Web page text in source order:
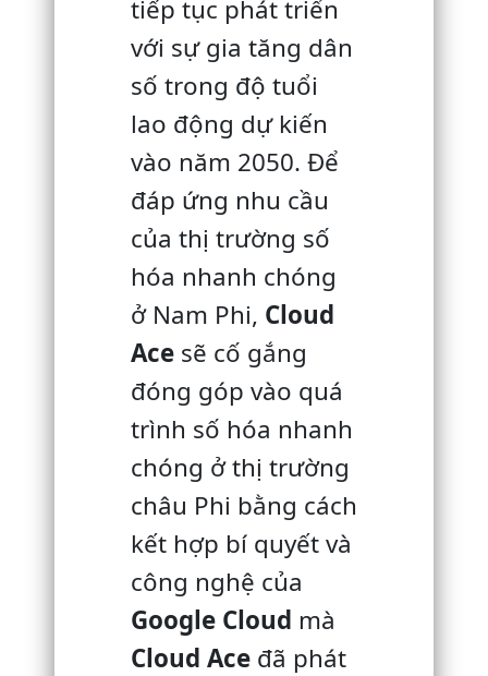
tiếp tục phát triển
với sự gia tăng dân
số trong độ tuổi
lao động dự kiến ​​
vào năm 2050. Để
đáp ứng nhu cầu
của thị trường số
hóa nhanh chóng
ở Nam Phi, Cloud
Ace sẽ cố gắng
đóng góp vào quá
trình số hóa nhanh
chóng ở thị trường
châu Phi bằng cách
kết hợp bí quyết và
công nghệ của
Google Cloud mà
Cloud Ace đã phát